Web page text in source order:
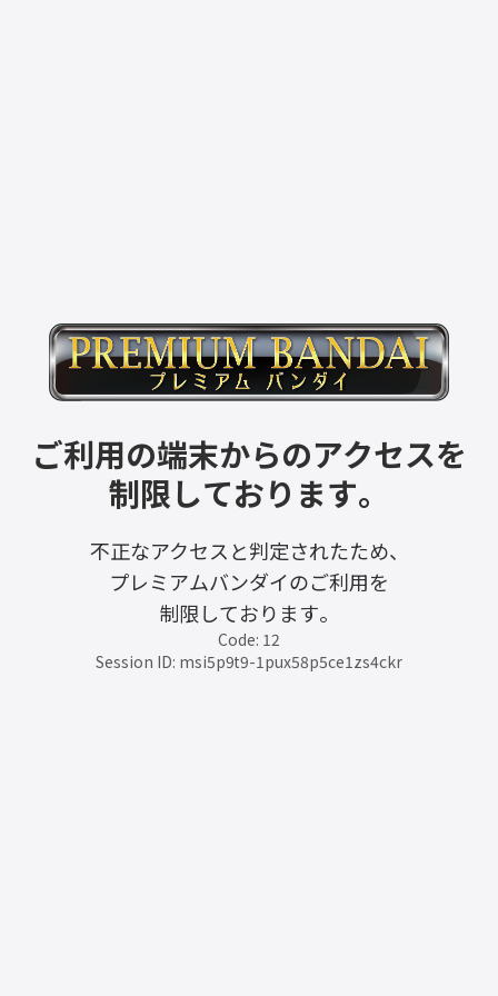
ご利用の端末からのアクセスを
制限しております。
不正なアクセスと判定されたため、
プレミアムバンダイのご利用を
制限しております。
Code: 12
Session ID: msi5p9t9-1pux58p5ce1zs4ckr